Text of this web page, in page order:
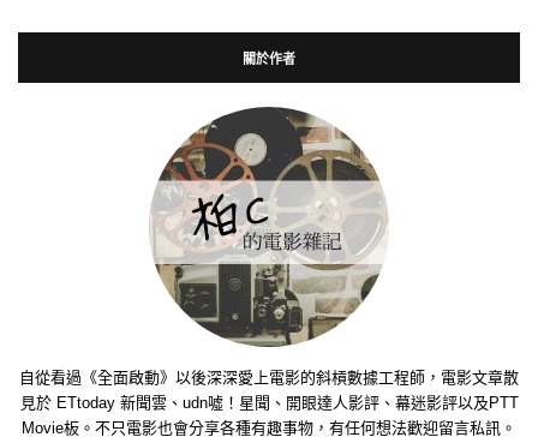
關於作者
自從看過《全面啟動》以後深深愛上電影的斜槓數據工程師，電影文章散
見於 ETtoday 新聞雲、udn噓！星聞、開眼達人影評、幕迷影評以及PTT
Movie板。不只電影也會分享各種有趣事物，有任何想法歡迎留言私訊。